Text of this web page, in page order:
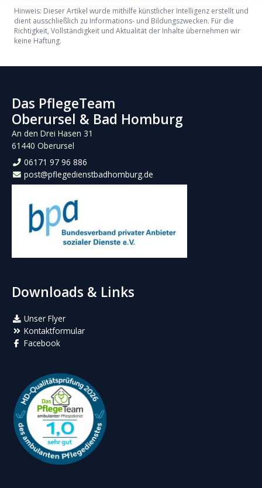
Hinweis: Dieser Artikel wurde mithilfe künstlicher Intelligenz erstellt und
dient ausschließlich zu Informations- und Bildungszwecken. Für die
Richtigkeit, Vollständigkeit und Aktualität der Inhalte übernehmen wir
keine Haftung.
Das PflegeTeam
Oberursel & Bad Homburg
An den Drei Hasen 31
61440 Oberursel
06171 97 96 886
post@pflegedienstbadhomburg.de
Downloads & Links
Unser Flyer
Kontaktformular
Facebook